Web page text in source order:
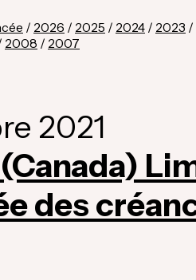
/ 2026 / 2025 / 2024 / 2023 /
2008 / 2007
2021
des